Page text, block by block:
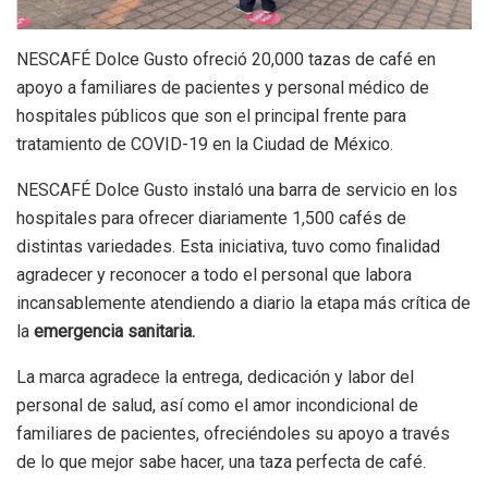
NESCAFÉ Dolce Gusto ofreció 20,000 tazas de café en
apoyo a familiares de pacientes y personal médico de
hospitales públicos que son el principal frente para
tratamiento de COVID-19 en la Ciudad de México.
NESCAFÉ Dolce Gusto instaló una barra de servicio en los
hospitales para ofrecer diariamente 1,500 cafés de
distintas variedades. Esta iniciativa, tuvo como finalidad
agradecer y reconocer a todo el personal que labora
incansablemente atendiendo a diario la etapa más crítica de
la emergencia sanitaria.
La marca agradece la entrega, dedicación y labor del
personal de salud, así como el amor incondicional de
familiares de pacientes, ofreciéndoles su apoyo a través
de lo que mejor sabe hacer, una taza perfecta de café.